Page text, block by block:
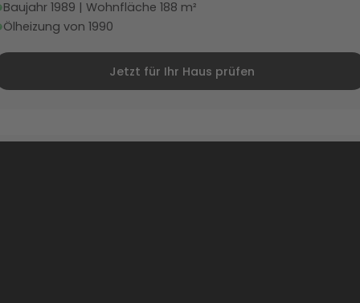
Baujahr 1989 | Wohnfläche 188 m²
Ölheizung von 1990
Jetzt für Ihr Haus prüfen